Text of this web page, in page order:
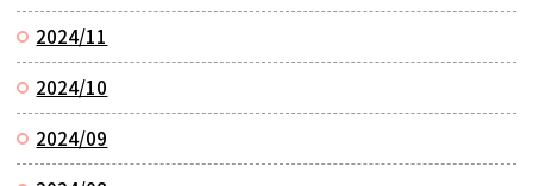
2024/11
2024/10
2024/09